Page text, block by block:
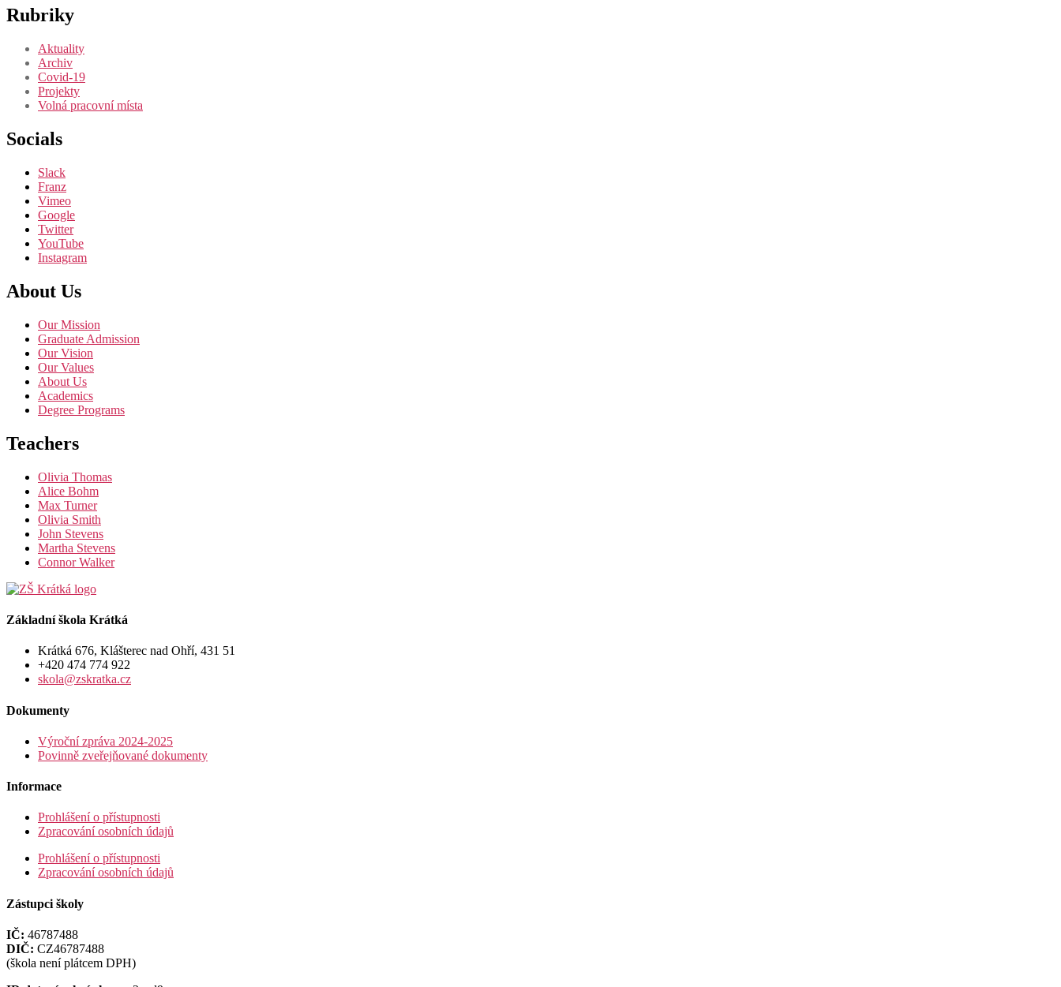
Rubriky
Aktuality
Archiv
Covid-19
Projekty
Volná pracovní místa
Socials
Slack
Franz
Vimeo
Google
Twitter
YouTube
Instagram
About Us
Our Mission
Graduate Admission
Our Vision
Our Values
About Us
Academics
Degree Programs
Teachers
Olivia Thomas
Alice Bohm
Max Turner
Olivia Smith
John Stevens
Martha Stevens
Connor Walker
Základní škola Krátká
Krátká 676, Klášterec nad Ohří, 431 51
+420 474 774 922
skola@zskratka.cz
Dokumenty
Výroční zpráva 2024-2025
Povinně zveřejňované dokumenty
Informace
Prohlášení o přístupnosti
Zpracování osobních údajů
Prohlášení o přístupnosti
Zpracování osobních údajů
Zástupci školy
IČ: 46787488
DIČ: CZ46787488
(škola není plátcem DPH)